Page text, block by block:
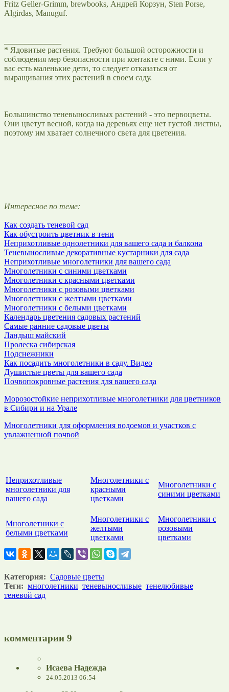
Fritz Geller-Grimm, brewbooks, Андрей Корзун, Sten Porse,
Algirdas, Manuguf.
* Ядовитые растения. Требуют большой осторожности и
соблюдения мер безопасности при контакте с ними. Если у
вас есть маленькие дети, то следует отказаться от
выращивания этих растений в своем саду.
Большинство теневыносливых растений - это первоцветы.
Они цветут весной, когда на деревьях еще нет густой листвы,
поэтому им хватает солнечного света для цветения.
Интересное по теме:
Как создать теневой сад
Как обустроить цветник в тени
Неприхотливые однолетники для вашего сада и балкона
Теневыносливые декоративные кустарники для сада
Неприхотливые многолетники для вашего сада
Многолетники с синими цветками
Многолетники с красными цветками
Многолетники с розовыми цветками
Многолетники с желтыми цветками
Многолетники с белыми цветками
Календарь цветения садовых растений
Самые ранние садовые цветы
Ландыш майский
Пролеска сибирская
Подснежники
Как посадить многолетники в саду. Видео
Душистые цветы для вашего сада
Почвопокровные растения для вашего сада
Морозостойкие неприхотливые многолетники для цветников
в Сибири и на Урале
Многолетники для оформления водоемов и участков с
увлажненной почвой
Неприхотливые
многолетники для
вашего сада
Многолетники с
красными
цветками
Многолетники с
синими цветками
Многолетники с
белыми цветками
Многолетники с
желтыми
цветками
Многолетники с
розовыми
цветками
Категория: Садовые цветы
Теги: многолетники теневыносливые тенелюбивые
теневой сад
комментарии 9
Исаева Надежда
24.05.2013 06:54